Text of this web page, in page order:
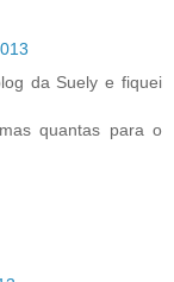
da Suely e fiquei
quantas para o